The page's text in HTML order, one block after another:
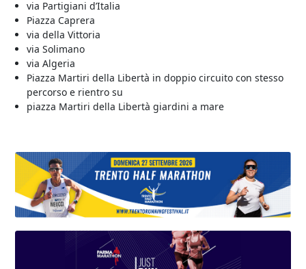
via Partigiani d’Italia
Piazza Caprera
via della Vittoria
via Solimano
via Algeria
Piazza Martiri della Libertà in doppio circuito con stesso
percorso e rientro su
piazza Martiri della Libertà giardini a mare